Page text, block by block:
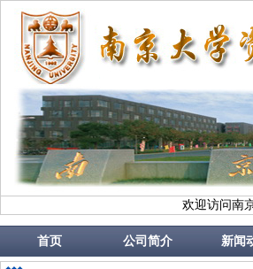
欢迎访问南
首页 公司简介 新闻